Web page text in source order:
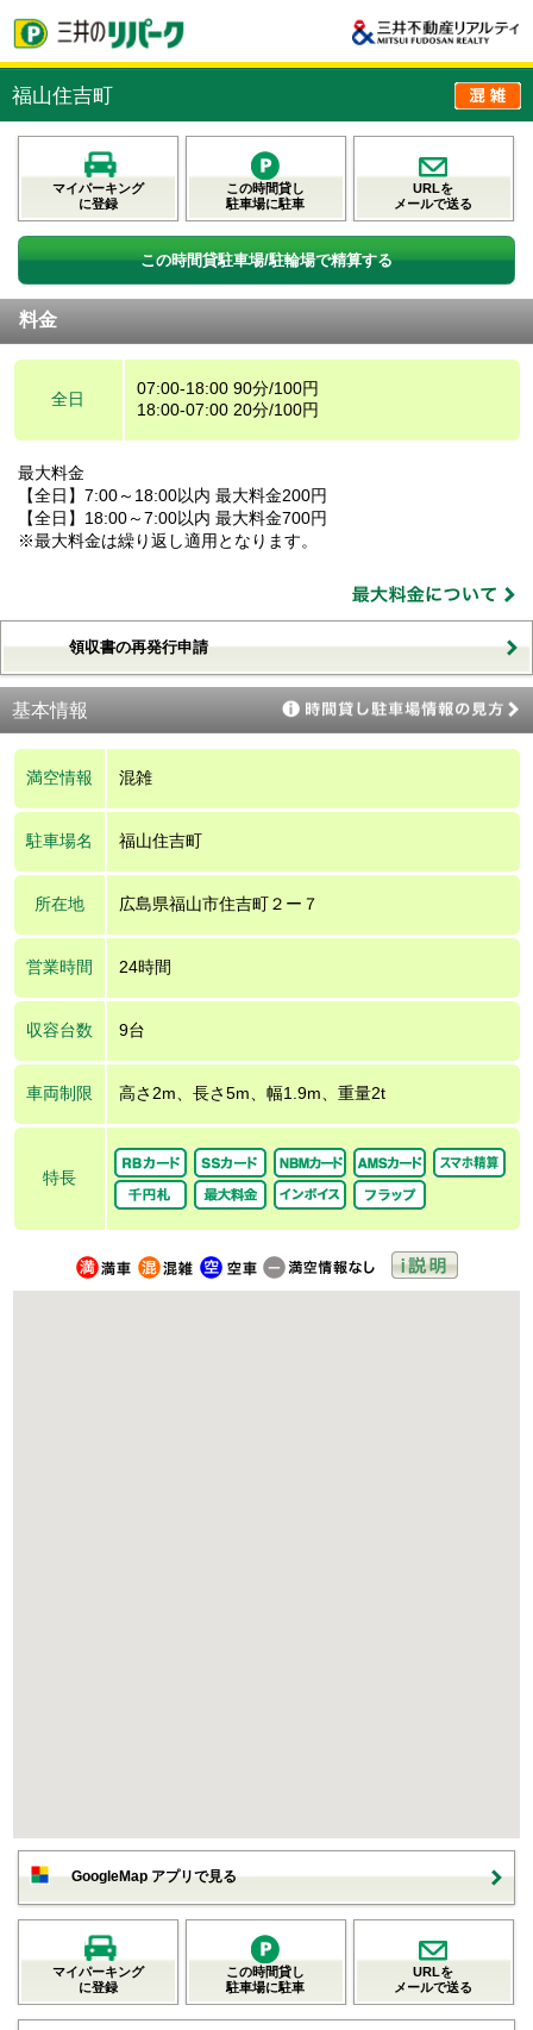
福山住吉町
マイパーキング
に登録
この時間貸し
駐車場に駐車
URLを
メールで送る
この時間貸駐車場/駐輪場で精算する
料金
全日
07:00-18:00 90分/100円
18:00-07:00 20分/100円
最大料金
【全日】7:00～18:00以内 最大料金200円
【全日】18:00～7:00以内 最大料金700円
※最大料金は繰り返し適用となります。
領収書の再発行申請
基本情報
満空情報 混雑
駐車場名 福山住吉町
所在地 広島県福山市住吉町２ー７
営業時間 24時間
収容台数 9台
車両制限 高さ2m、長さ5m、幅1.9m、重量2t
特長
GoogleMap アプリで見る
マイパーキング
に登録
この時間貸し
駐車場に駐車
URLを
メールで送る